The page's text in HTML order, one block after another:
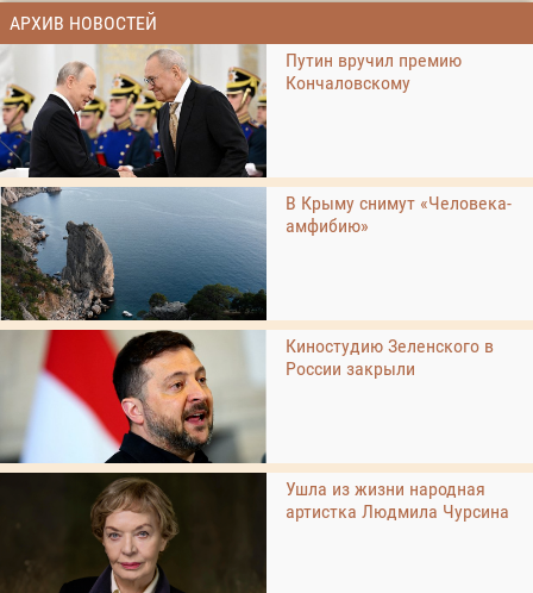
АРХИВ НОВОСТЕЙ
Путин вручил премию
Кончаловскому
В Крыму снимут «Человека-
амфибию»
Киностудию Зеленского в
России закрыли
Ушла из жизни народная
артистка Людмила Чурсина